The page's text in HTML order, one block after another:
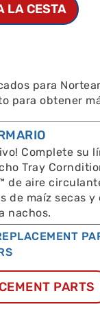
LA CESTA
para
para obtener
Complete su
Tray
de aire
de maíz secas
nachos.
PARTS